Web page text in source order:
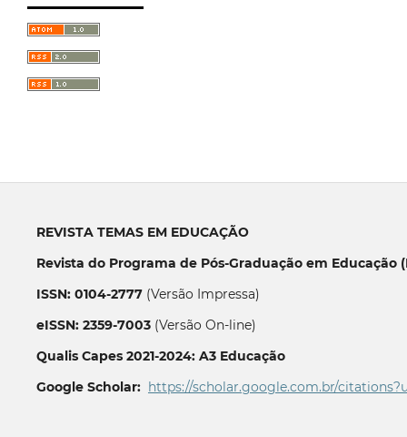
REVISTA TEMAS EM EDUCAÇÃO
Revista do Programa de Pós-Graduação em Educação
ISSN: 0104-2777(Versão Impressa)
eISSN: 2359-7003(Versão On-line)
Qualis Capes 2021-2024: A3 Educação
Google Scholar: https://scholar.google.com.br/